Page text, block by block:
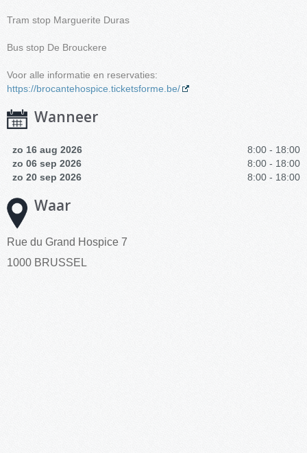
Tram stop Marguerite Duras
Bus stop De Brouckere
Voor alle informatie en reservaties:
https://brocantehospice.ticketsforme.be/
Wanneer
zo 16 aug 2026
8:00 - 18:00
zo 06 sep 2026
8:00 - 18:00
zo 20 sep 2026
8:00 - 18:00
Waar
Rue du Grand Hospice 7
1000 BRUSSEL